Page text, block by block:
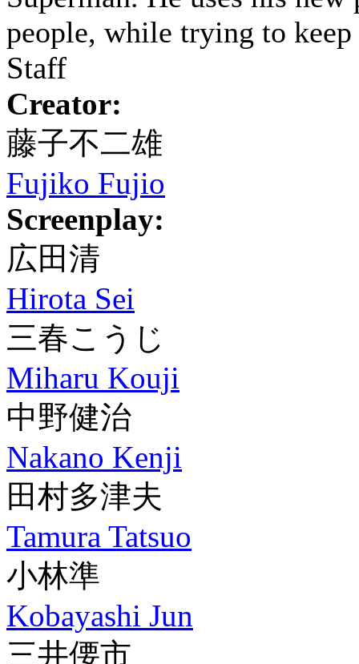
people, while trying to
Staff
Creator:
藤子不二雄
Fujiko Fujio
Screenplay:
広田清
Hirota Sei
三春こうじ
Miharu Kouji
中野健治
Nakano Kenji
田村多津夫
Tamura Tatsuo
小林準
Kobayashi Jun
三井偠市